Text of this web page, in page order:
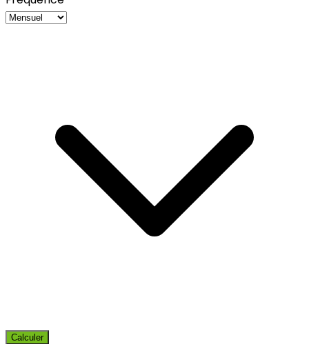
Calculer